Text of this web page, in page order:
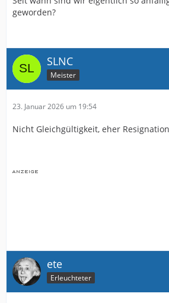
geworden?
SLNC
Meister
23. Januar 2026 um 19:54
Nicht Gleichgültigkeit, eher
ete
Erleuchteter